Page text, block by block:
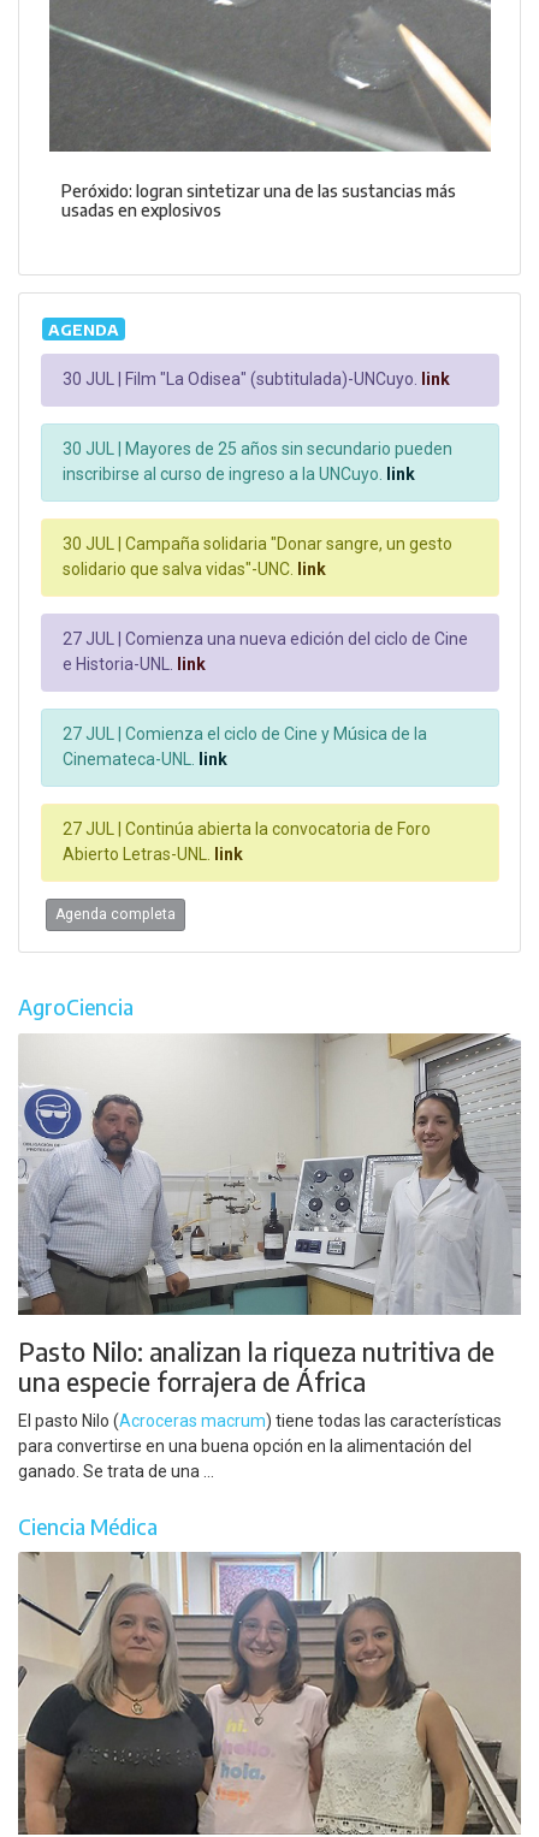
Peróxido: logran sintetizar una de las sustancias más
usadas en explosivos
AGENDA
30 JUL | Film "La Odisea" (subtitulada)-UNCuyo. link
30 JUL |
Mayores de 25 años sin secundario pueden
inscribirse al curso de ingreso a la UNCuyo.
link
30 JUL |
Campaña solidaria "Donar sangre, un gesto
solidario que salva vidas"-UNC.
link
27 JUL |
Comienza una nueva edición del ciclo de Cine
e Historia-UNL.
link
27 JUL |
Comienza el ciclo de Cine y Música de la
Cinemateca-UNL.
link
27 JUL |
Continúa abierta la convocatoria de Foro
Abierto Letras-UNL.
link
Agenda completa
AgroCiencia
Pasto Nilo: analizan la riqueza nutritiva de
una especie forrajera de África
El pasto Nilo (Acroceras macrum) tiene todas las características
para convertirse en una buena opción en la alimentación del
ganado. Se trata de una ...
Ciencia Médica